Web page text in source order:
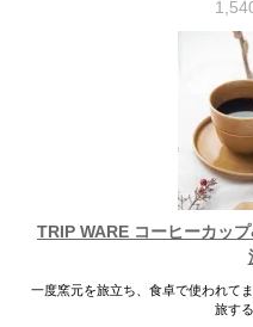
TRIP WARE コーヒーカッ
一度窯元を旅立ち、食卓で使われて
旅す